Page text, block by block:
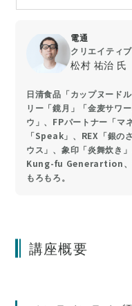
電通
クリエイティ
松村 祐治 氏
日清食品「カップヌード
リー「鏡月」「金麦サワ
ウ」、FPパートナー「マ
「Speak」、REX「銀の
ウス」、象印「炎舞炊き
Kung-fu Generartion、
もろもろ。
講座概要